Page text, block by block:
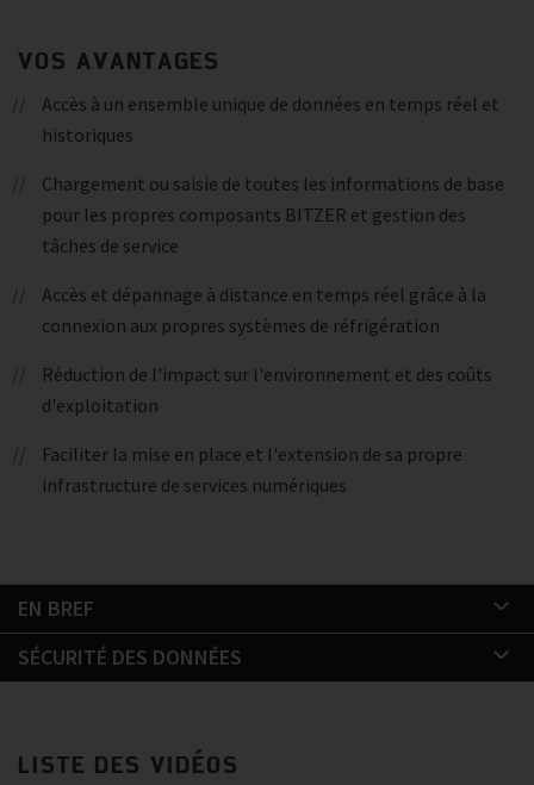
VOS AVANTAGES
Accès à un ensemble unique de données en temps réel et
historiques
Chargement ou saisie de toutes les informations de base
pour les propres composants BITZER et gestion des
tâches de service
Accès et dépannage à distance en temps réel grâce à la
connexion aux propres systèmes de réfrigération
Réduction de l'impact sur l'environnement et des coûts
d'exploitation
Faciliter la mise en place et l'extension de sa propre
infrastructure de services numériques
EN BREF
SÉCURITÉ DES DONNÉES
LISTE DES VIDÉOS